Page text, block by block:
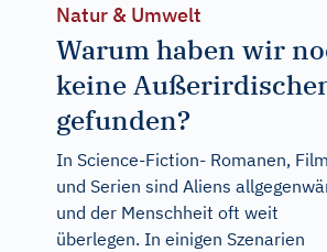
Natur & Umwelt
Warum haben wir
keine
gefunden?
In Science-Fiction- Romanen,
und Serien sind Aliens
und der Menschheit oft weit
überlegen. In einigen Szenarien